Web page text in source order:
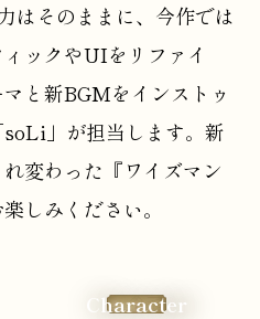
はそのままに、今作では
ックやUIをリファイ
と新BGMをインストゥ
」が担当します。新
変わった『ワイズマン
しみください。
Character